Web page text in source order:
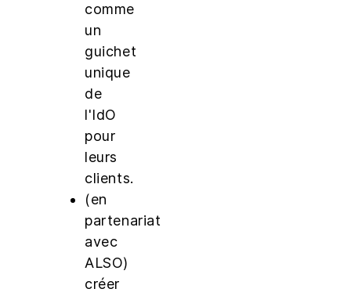
comme
un
guichet
unique
de
l'IdO
pour
leurs
clients.
(en
partenariat
avec
ALSO)
créer